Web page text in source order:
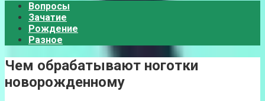
Вопросы
Зачатие
Рождение
Разное
Чем обрабатывают ноготки
новорожденному